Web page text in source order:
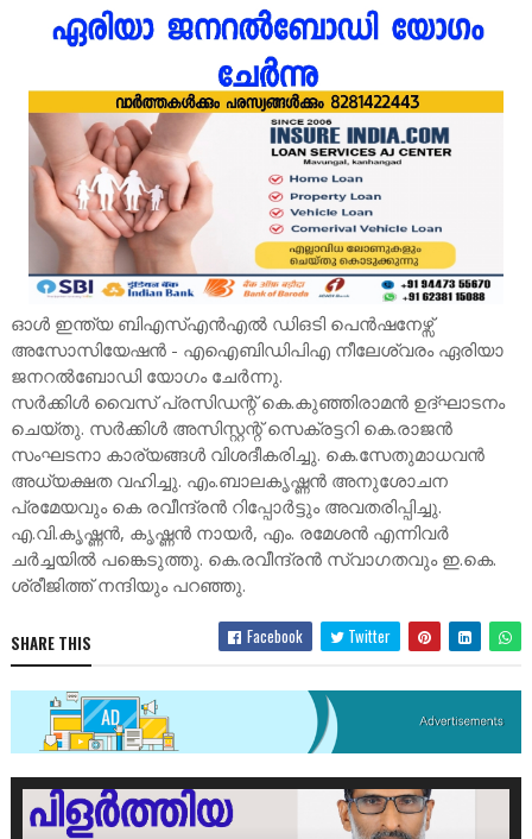
ഓൾ ഇന്ത്യ ബിഎസ്എൻഎൽ ഡിഒടി പെൻഷനേഴ്സ്
അസോസിയേഷൻ - എഐബിഡിപിഎ നീലേശ്വരം ഏരിയാ
ജനറൽബോഡി യോഗം ചേർന്നു.
സർക്കിൾ വൈസ് പ്രസിഡന്റ് കെ.കുഞ്ഞിരാമൻ ഉദ്ഘാടനം
ചെയ്തു. സർക്കിൾ അസിസ്റ്റന്റ് സെക്രട്ടറി കെ.രാജൻ
സംഘടനാ കാര്യങ്ങൾ വിശദീകരിച്ചു. കെ.സേതുമാധവൻ
അധ്യക്ഷത വഹിച്ചു. എം.ബാലകൃഷ്ണൻ അനുശോചന
പ്രമേയവും കെ രവീന്ദ്രൻ റിപ്പോർട്ടും അവതരിപ്പിച്ചു.
എ.വി.കൃഷ്ണൻ, കൃഷ്ണൻ നായർ, എം. രമേശൻ എന്നിവർ
ചർച്ചയിൽ പങ്കെടുത്തു. കെ.രവീന്ദ്രൻ സ്വാഗതവും ഇ.കെ.
ശ്രീജിത്ത് നന്ദിയും പറഞ്ഞു.
SHARE THIS Facebook Twitter